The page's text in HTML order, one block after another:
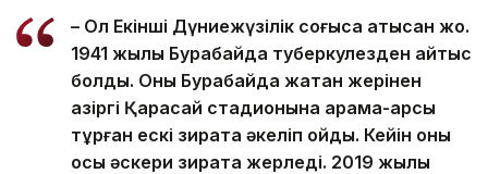
– Ол Екінші Дүниежүзілік соғысқа қатысқан жоқ.
1941 жылы Бурабайда туберкулезден қайтыс
болды. Оны Бурабайда жатқан жерінен
қазіргі Қарасай стадионына қарама-қарсы
тұрған ескі зиратқа әкеліп қойды. Кейін оны
осы әскери зиратқа жерледі. 2019 жылы